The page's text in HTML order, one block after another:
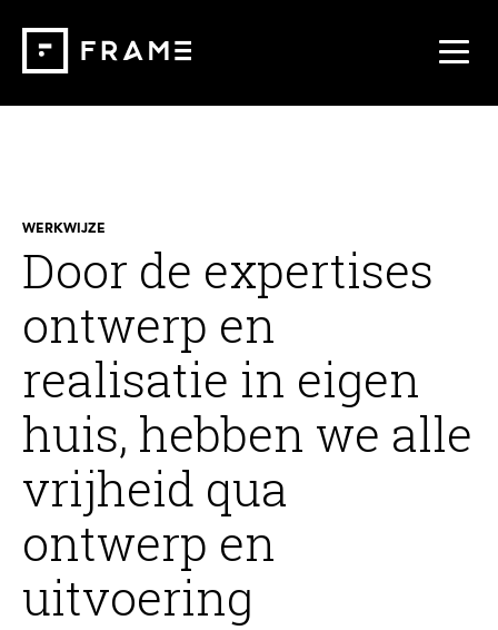
WERKWIJZE
Door de expertises
ontwerp en
realisatie in eigen
huis, hebben we alle
vrijheid qua
ontwerp en
uitvoering